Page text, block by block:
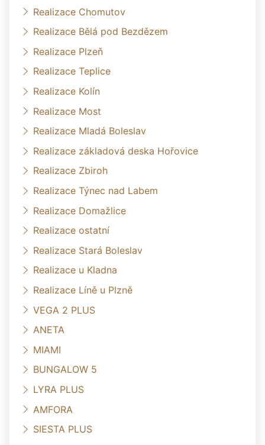
Realizace Chomutov
Realizace Bělá pod Bezdězem
Realizace Plzeň
Realizace Teplice
Realizace Kolín
Realizace Most
Realizace Mladá Boleslav
Realizace základová deska Hořovice
Realizace Zbiroh
Realizace Týnec nad Labem
Realizace Domažlice
Realizace ostatní
Realizace Stará Boleslav
Realizace u Kladna
Realizace Líně u Plzně
VEGA 2 PLUS
ANETA
MIAMI
BUNGALOW 5
LYRA PLUS
AMFORA
SIESTA PLUS